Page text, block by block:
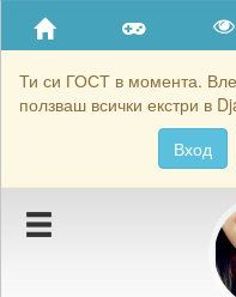
Ти си ГОСТ в момента.
ползваш всички екстри в
Вход
Приятели
Хронология на игри
Подаръците на
Картичките на